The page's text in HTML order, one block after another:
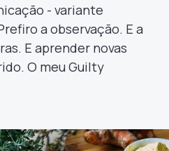
- variante
a observação. E a
E aprender novas
O meu Guilty